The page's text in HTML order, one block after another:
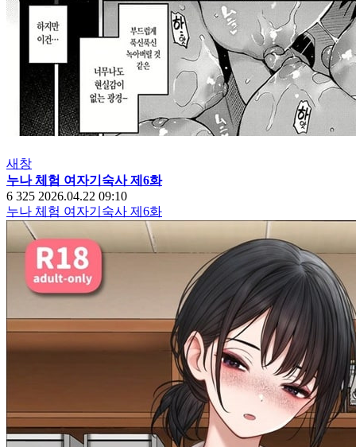
새창
누나 체험 여자기숙사 제6화
6 325 2026.04.22 09:10
누나 체험 여자기숙사 제6화